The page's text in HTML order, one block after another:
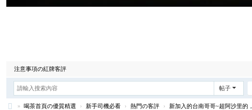
注意事項の紅牌客評
帖子
» 喝茶首頁の優質精選 › 新手司機必看 › 熱門の客評 › 新加入的台南哥哥~超阿沙里的，